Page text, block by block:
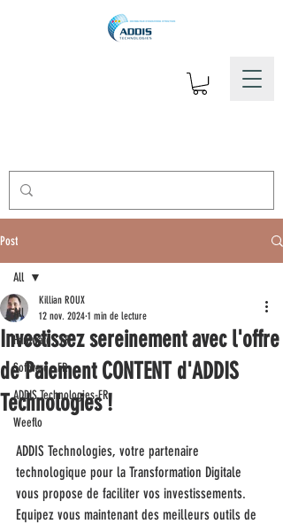
Post
All
Hardware - FR
Software - FR
ADDIS Technologies-FR
Weeflo
All
Investissez sereinement avec l'offre
de Paiement CONTENT d'ADDIS
Technologies !
Killian ROUX
12 nov. 2024 1 min de lecture
ADDIS Technologies, votre partenaire
technologique pour la Transformation Digitale
vous propose de faciliter vos investissements.
Equipez vous maintenant des meilleurs outils de